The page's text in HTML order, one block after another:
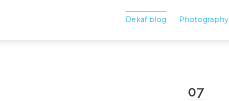
Dekaf blog Photography
07